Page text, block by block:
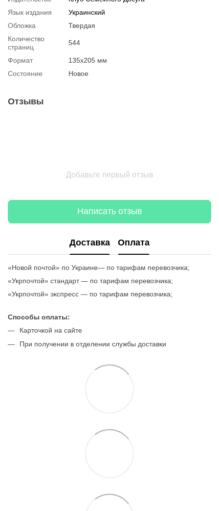
Язык издания
Украинский
Обложка
Твердая
Количество
страниц
544
Формат
135х205 мм
Состояние
Новое
Отзывы
Добавьте первый отзыв
Написать отзыв
Доставка Оплата
«Новой почтой» по Украине— по тарифам перевозчика;
«Укрпочтой» стандарт — по тарифам перевозчика;
«Укрпочтой» экспресс — по тарифам перевозчика;
Способы оплаты:
Карточкой на сайте
При получении в отделении службы доставки